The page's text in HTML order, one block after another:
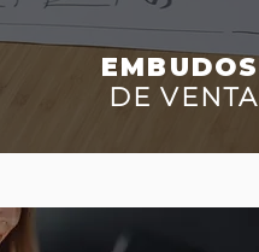
EMBUDOS
DE VENTA